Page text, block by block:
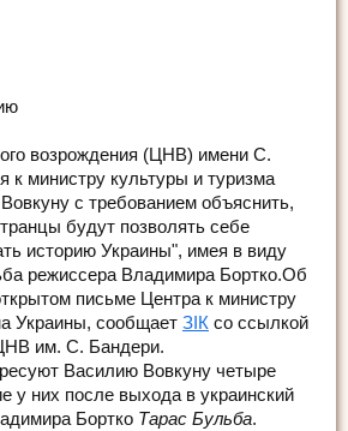
возрождения (ЦНВ) имени С.
к министру культуры и туризма
с требованием объяснить,
будут позволять себе
историю Украины", имея в виду
режиссера Владимира Бортко.Об
письме Центра к министру
Украины, сообщает ЗІК со ссылкой
им. С. Бандери.
Василию Вовкуну четыре
у них после выхода в украинский
Бортко Тарас Бульба.